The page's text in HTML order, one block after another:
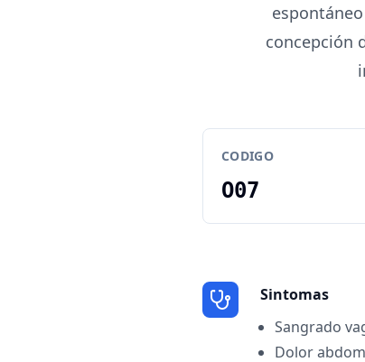
concepción
CODIGO
O07
Sintomas
Sangrado
Dolor